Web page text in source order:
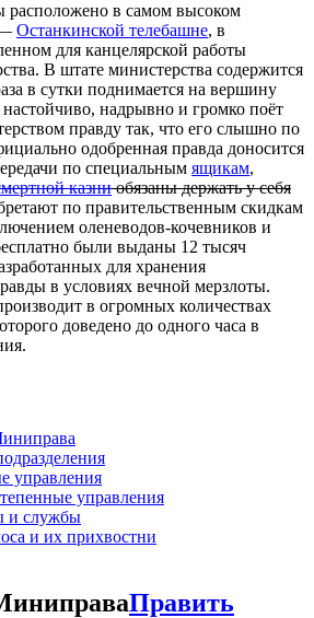
в самом высоком
Останкинской телебашне, в
для канцелярской работы
В штате министерства содержится
в сутки поднимается на вершину
надрывно и громко поёт
правду так, что его слышно по
одобренная правда доносится
по специальным ящикам,
казниобязаны держать у себя
по правительственным скидкам
оленеводов-кочевников и
были выданы 12 тысяч
для хранения
в условиях вечной мерзлоты.
в огромных количествах
доведено до одного часа в
управления
управления
и службы
и их прихвостни
Править